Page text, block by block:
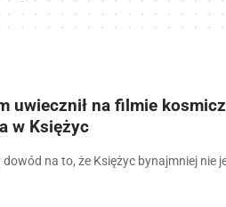
uwiecznił na filmie
w Księżyc
na to, że Księżyc bynajmniej nie